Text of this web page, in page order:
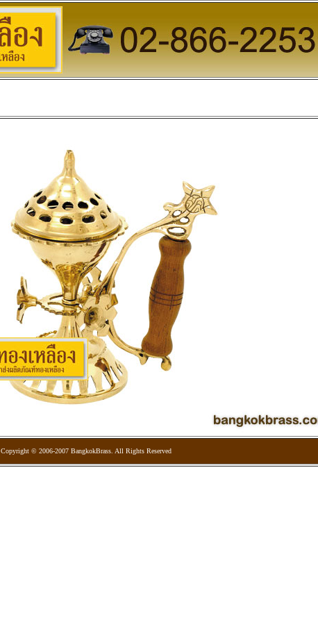
Copyright © 2006-2007 BangkokBrass. All Rights Reserved